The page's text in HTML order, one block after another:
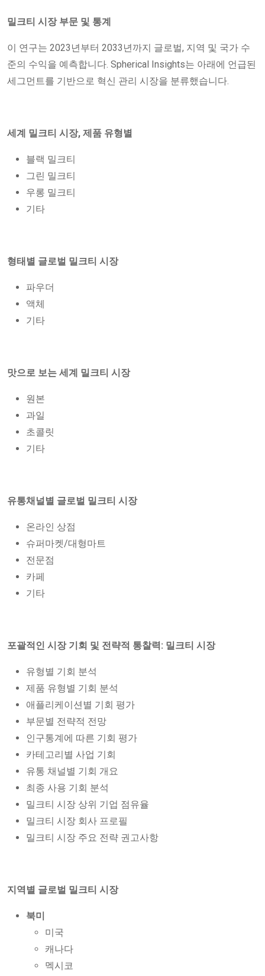
밀크티 시장 부문 및 통계
이 연구는 2023년부터 2033년까지 글로벌, 지역 및 국가 수
준의 수익을 예측합니다. Spherical Insights는 아래에 언급된
세그먼트를 기반으로 혁신 관리 시장을 분류했습니다.
세계 밀크티 시장, 제품 유형별
블랙 밀크티
그린 밀크티
우롱 밀크티
기타
형태별 글로벌 밀크티 시장
파우더
액체
기타
맛으로 보는 세계 밀크티 시장
원본
과일
초콜릿
기타
유통채널별 글로벌 밀크티 시장
온라인 상점
슈퍼마켓/대형마트
전문점
카페
기타
포괄적인 시장 기회 및 전략적 통찰력: 밀크티 시장
유형별 기회 분석
제품 유형별 기회 분석
애플리케이션별 기회 평가
부문별 전략적 전망
인구통계에 따른 기회 평가
카테고리별 사업 기회
유통 채널별 기회 개요
최종 사용 기회 분석
밀크티 시장 상위 기업 점유율
밀크티 시장 회사 프로필
밀크티 시장 주요 전략 권고사항
지역별 글로벌 밀크티 시장
북미
미국
캐나다
멕시코